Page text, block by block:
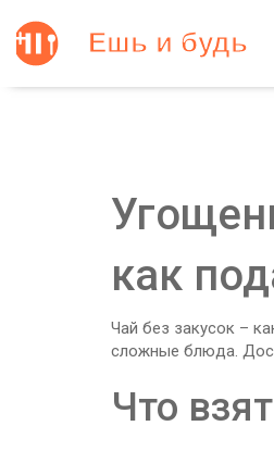
как
Чай без закусок –
сложные блюда.
Что